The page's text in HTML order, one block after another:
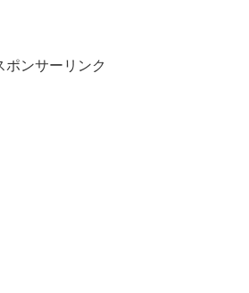
ポンサーリンク